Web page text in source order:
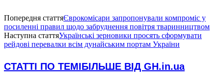
Попередня статтяЄврокомісари запропонували компроміс у
посиленні правил щодо забруднення повітря тваринництвом
Наступна статтяУкраїнські зерновики просять сформувати
рейдові перевалки всім дунайським портам України
СТАТТІ ПО ТЕМІБІЛЬШЕ ВІД GH.in.ua